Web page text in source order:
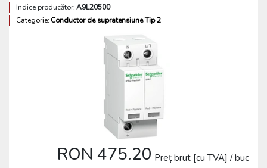
Indice producător:A9L20500
Categorie: Conductor de supratensiune Tip 2
RON 475.20 Preț brut [cu TVA] / buc